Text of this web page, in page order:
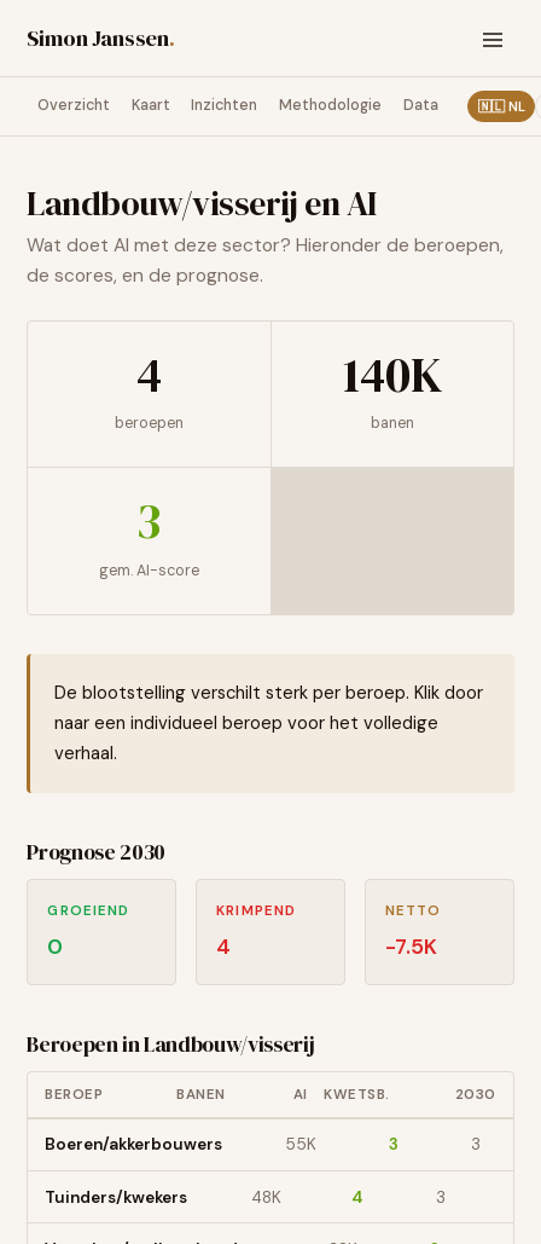
Simon Janssen.
Overzicht Kaart Inzichten Methodologie Data 🇳🇱 NL
Landbouw/visserijen AI
Wat doet AI met deze sector? Hieronder de beroepen,
de scores, en de prognose.
4
beroepen
140K
banen
3
gem. AI-score
De blootstelling verschilt sterk per beroep. Klik door
naar een individueel beroep voor het volledige
verhaal.
Prognose 2030
GROEIEND
0
KRIMPEND
4
NETTO
-7.5K
Beroepen inLandbouw/visserij
BEROEP BANEN AI KWETSB. 2030
Boeren/akkerbouwers 55K 3 3
Tuinders/kwekers 48K 4 3